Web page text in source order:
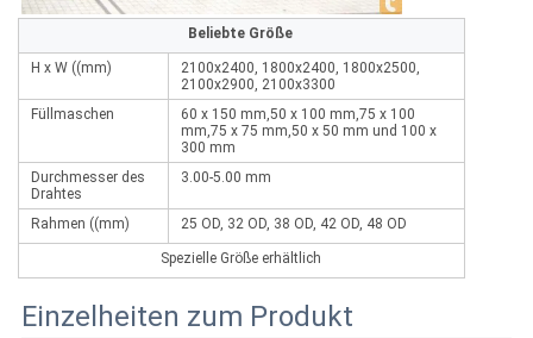
Beliebte Größe
H x W ((mm)
2100x2400, 1800x2400, 1800x2500,
2100x2900, 2100x3300
Füllmaschen
60 x 150 mm,50 x 100 mm,75 x 100
mm,75 x 75 mm,50 x 50 mm und 100 x
300 mm
Durchmesser des
Drahtes
3.00-5.00 mm
Rahmen ((mm) 25 OD, 32 OD, 38 OD, 42 OD, 48 OD
Spezielle Größe erhältlich
Einzelheiten zum Produkt